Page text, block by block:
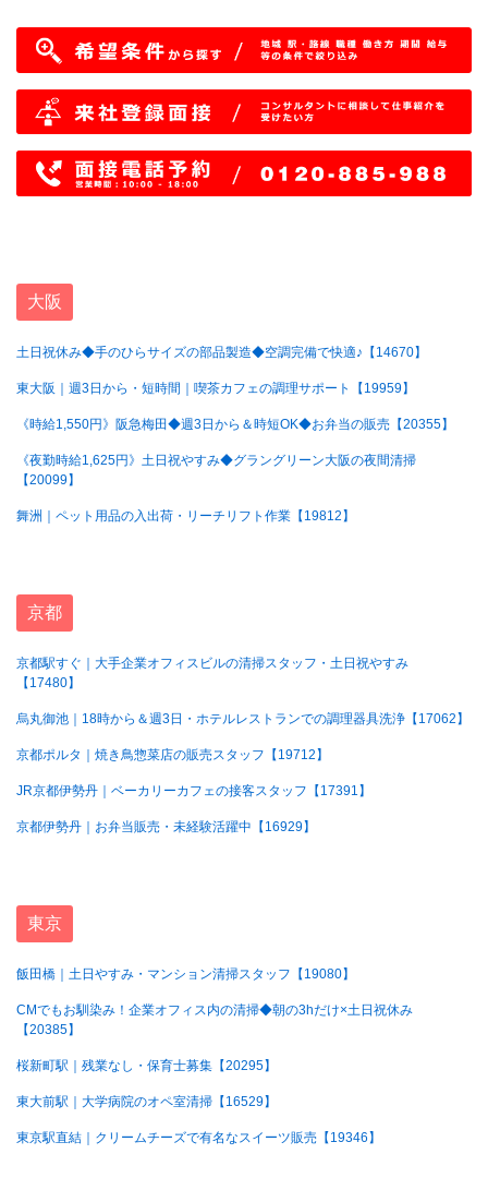
大阪
土日祝休み◆手のひらサイズの部品製造◆空調完備で快適♪【14670】
東大阪｜週3日から・短時間｜喫茶カフェの調理サポート【19959】
《時給1,550円》阪急梅田◆週3日から＆時短OK◆お弁当の販売【20355】
《夜勤時給1,625円》土日祝やすみ◆グラングリーン大阪の夜間清掃
【20099】
舞洲｜ペット用品の入出荷・リーチリフト作業【19812】
京都
京都駅すぐ｜大手企業オフィスビルの清掃スタッフ・土日祝やすみ
【17480】
烏丸御池｜18時から＆週3日・ホテルレストランでの調理器具洗浄【17062】
京都ポルタ｜焼き鳥惣菜店の販売スタッフ【19712】
JR京都伊勢丹｜ベーカリーカフェの接客スタッフ【17391】
京都伊勢丹｜お弁当販売・未経験活躍中【16929】
東京
飯田橋｜土日やすみ・マンション清掃スタッフ【19080】
CMでもお馴染み！企業オフィス内の清掃◆朝の3hだけ×土日祝休み
【20385】
桜新町駅｜残業なし・保育士募集【20295】
東大前駅｜大学病院のオペ室清掃【16529】
東京駅直結｜クリームチーズで有名なスイーツ販売【19346】